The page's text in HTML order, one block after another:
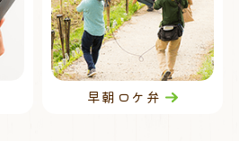
早朝ロケ弁